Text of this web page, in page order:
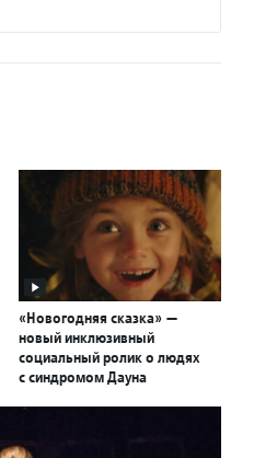
«Новогодняя сказка» —
новый инклюзивный
социальный ролик о людях
с синдромом Дауна